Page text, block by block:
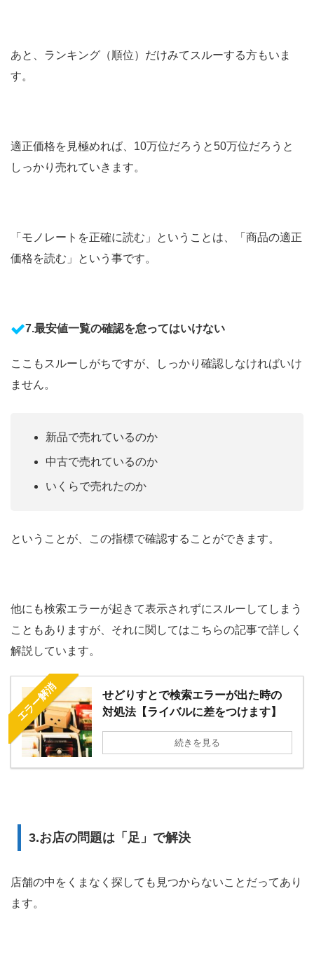
あと、ランキング（順位）だけみてスルーする方もいま
す。
適正価格を見極めれば、10万位だろうと50万位だろうと
しっかり売れていきます。
「モノレートを正確に読む」ということは、「商品の適正
価格を読む」という事です。
7.最安値一覧の確認を怠ってはいけない
ここもスルーしがちですが、しっかり確認しなければいけ
ません。
新品で売れているのか
中古で売れているのか
いくらで売れたのか
ということが、この指標で確認することができます。
他にも検索エラーが起きて表示されずにスルーしてしまう
こともありますが、それに関してはこちらの記事で詳しく
解説しています。
エラー解消
せどりすとで検索エラーが出た時の
対処法【ライバルに差をつけます】
続きを見る
3.お店の問題は「足」で解決
店舗の中をくまなく探しても見つからないことだってあり
ます。